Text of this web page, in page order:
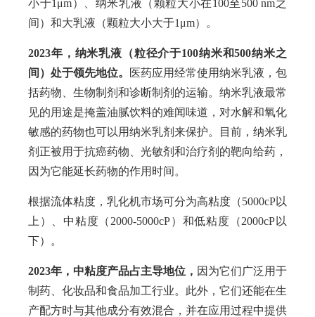
小于1μm）、纳米乳液（颗粒大小在100至500 nm之
间）和大乳液（颗粒大小大于1μm）。
2023年，纳米乳液（粒径介于100纳米和500纳米之
间）处于领先地位。
医药应用经常使用纳米乳液，包
括药物、生物制剂和诊断制剂的运输。纳米乳液最常
见的用途是掩盖油腻饮料的难闻味道，对水解和氧化
敏感的药物也可以用纳米乳剂来保护。目前，纳米乳
剂正被用于抗癌药物、光敏剂和治疗剂的靶向给药，
因为它能延长药物的作用时间。
根据流体粘度，乳化机市场可分为高粘度（5000cP以
上）、中粘度（2000-5000cP）和低粘度（2000cP以
下）。
2023年，中粘度产品占主导地位， 因为它们广泛用于
制药、化妆品和食品加工行业。此外，它们还能在生
产配方时与其他成分有效混合，并在应用过程中提供